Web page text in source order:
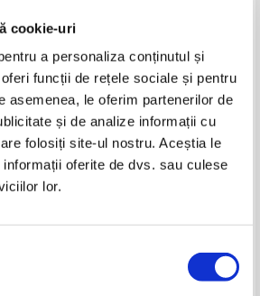
cookie-uri
a personaliza conținutul și
funcții de rețele sociale și pentru
asemenea, le oferim partenerilor de
și de analize informații cu
folosiți site-ul nostru. Aceștia le
oferite de dvs. sau culese
lor.
Malina Ciocea - PR your english!
Lei
Adaugă în coș